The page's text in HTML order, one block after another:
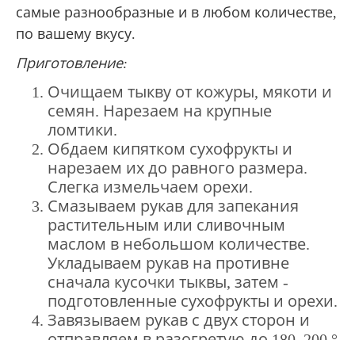
самые разнообразные и в любом количестве,
по вашему вкусу.
Приготовление:
Очищаем тыкву от кожуры, мякоти и
семян. Нарезаем на крупные
ломтики.
Обдаем кипятком сухофрукты и
нарезаем их до равного размера.
Слегка измельчаем орехи.
Смазываем рукав для запекания
растительным или сливочным
маслом в небольшом количестве.
Укладываем рукав на противне
сначала кусочки тыквы, затем -
подготовленные сухофрукты и орехи.
Завязываем рукав с двух сторон и